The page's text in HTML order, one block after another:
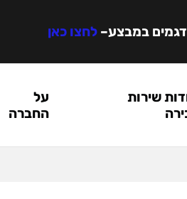
במבצע–לחצו כאן
שירות
על
החברה